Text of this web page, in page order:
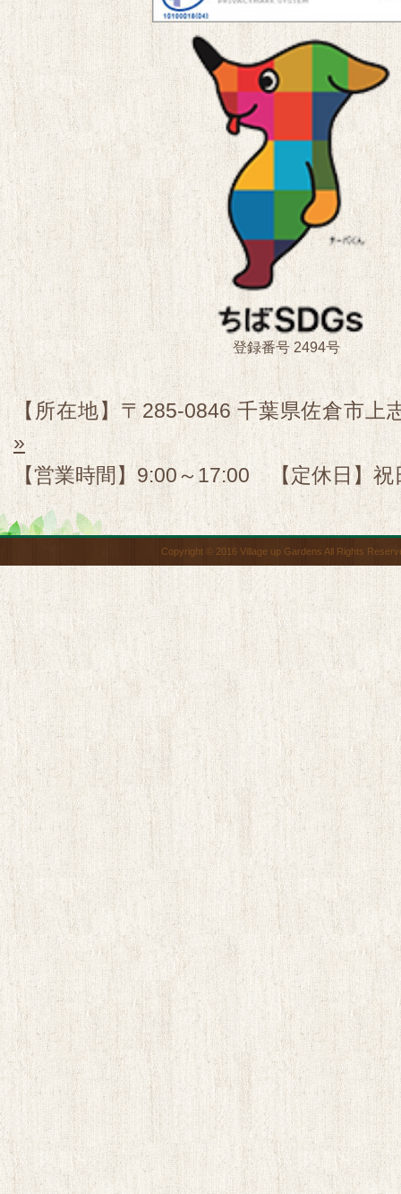
登録番号 2494号
【所在地】〒285-0846 千葉県佐倉市
»
【営業時間】9:00～17:00 【定休日】祝
Copyright © 2016 Village up Gardens All Rights